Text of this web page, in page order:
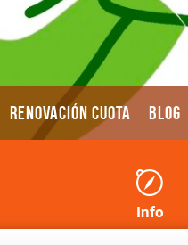
RENOVACIÓN CUOTA BLOG
Info